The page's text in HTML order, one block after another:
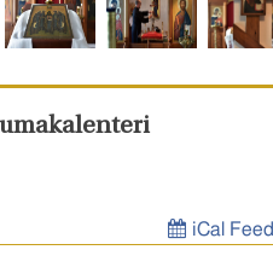
iCal Feed